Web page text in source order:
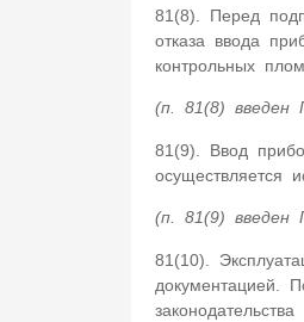
81(8). Перед
отказа ввода
контрольных
(п. 81(8) введен
81(9). Ввод
осуществляется
(п. 81(9) введен
81(10).
документацией.